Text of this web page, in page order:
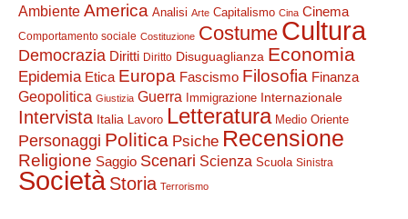
Ambiente America Analisi Arte Capitalismo Cina Cinema
Comportamento sociale Costituzione Costume Cultura
Democrazia Diritti Diritto Disuguaglianza Economia
Epidemia Etica Europa Fascismo Filosofia Finanza
Geopolitica Giustizia Guerra Immigrazione Internazionale
Intervista Italia Lavoro Letteratura Medio Oriente
Personaggi Politica Psiche Recensione
Religione Saggio Scenari Scienza Scuola Sinistra
Società Storia Terrorismo